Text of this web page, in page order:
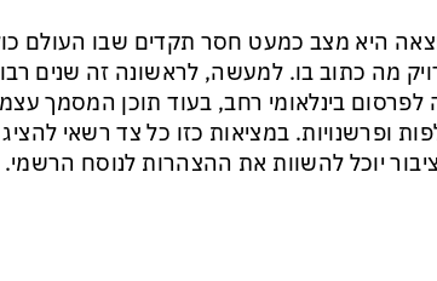
היא מצב כמעט חסר תקדים שבו העולם
מה כתוב בו. למעשה, לראשונה זה שנים
לפרסום בינלאומי רחב, בעוד תוכן המסמך
ופרשנויות. במציאות כזו כל צד רשאי
יוכל להשוות את ההצהרות לנוסח הרשמי.